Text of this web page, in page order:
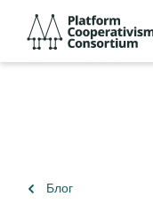
Перейти
основному
Вернуться
Блог